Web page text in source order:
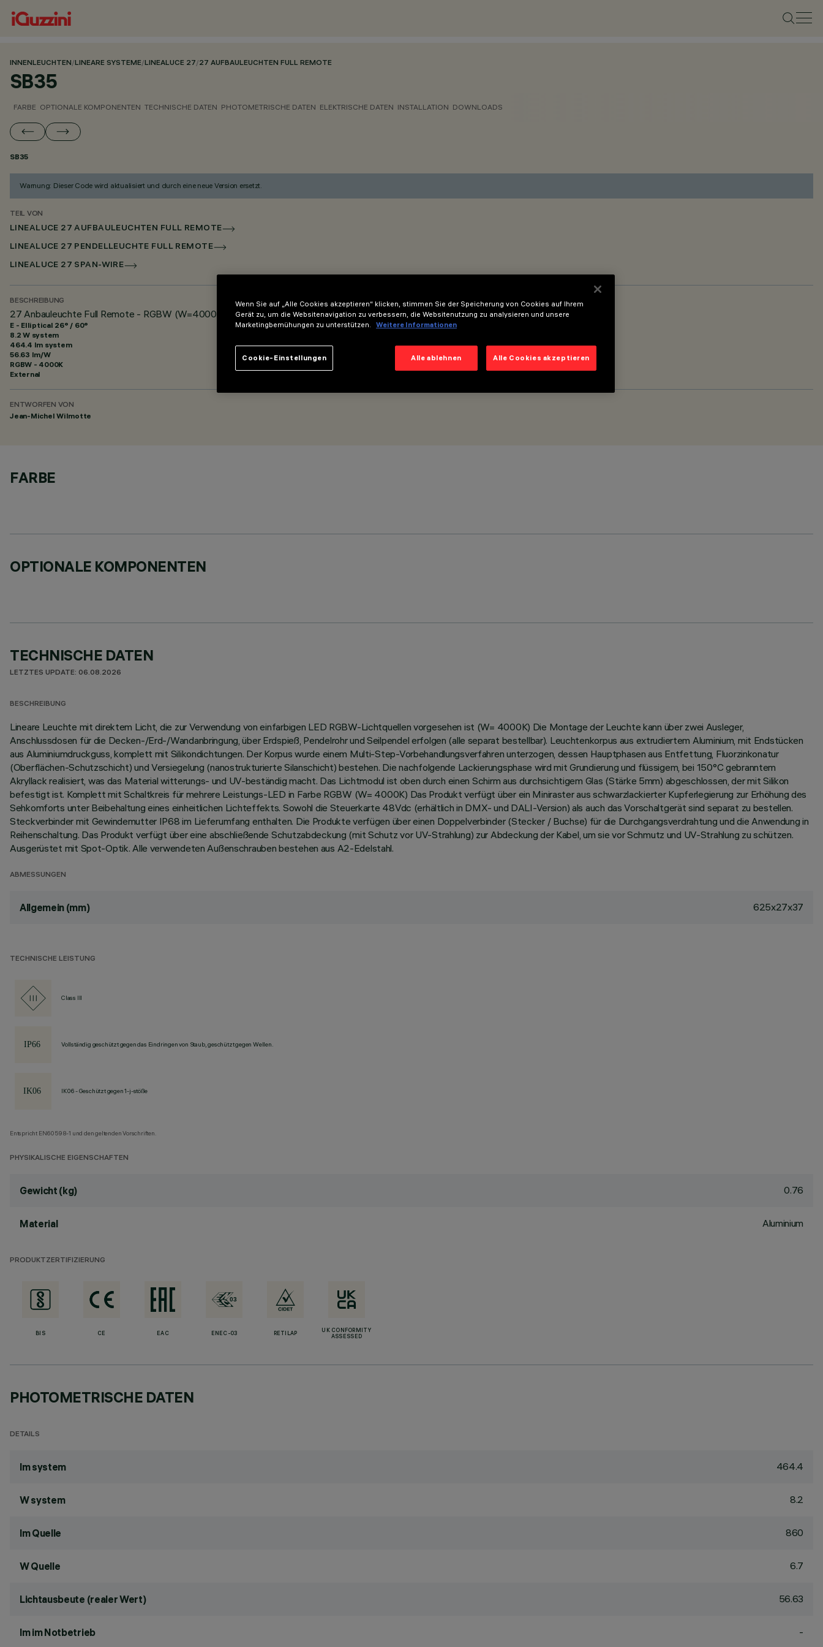
INNENLEUCHTEN/LINEARE SYSTEME/LINEALUCE 27/27 AUFBAULEUCHTEN FULL REMOTE
SB35
FARBE OPTIONALE KOMPONENTEN TECHNISCHE DATEN PHOTOMETRISCHE DATEN ELEKTRISCHE DATEN INSTALLATION DOWNLOADS
SB35
Warnung: Dieser Code wird aktualisiert und durch eine neue Version ersetzt.
TEIL VON
LINEALUCE 27 AUFBAULEUCHTEN FULL REMOTE
LINEALUCE 27 PENDELLEUCHTE FULL REMOTE
LINEALUCE 27 SPAN-WIRE
BESCHREIBUNG
27 Anbauleuchte Full Remote - RGBW (W=4000K) - 48Vdc - L=625mm - Elliptische Optik
E - Elliptical 26° / 60°
8.2 W system
464.4 lm system
56.63 lm/W
RGBW - 4000K
External
ENTWORFEN VON
Jean-Michel Wilmotte
FARBE
OPTIONALE KOMPONENTEN
TECHNISCHE DATEN
LETZTES UPDATE: 06.08.2026
BESCHREIBUNG
Lineare Leuchte mit direktem Licht, die zur Verwendung von einfarbigen LED RGBW-Lichtquellen vorgesehen ist (W= 4000K) Die Montage der Leuchte kann über zwei Ausleger,
Anschlussdosen für die Decken-/Erd-/Wandanbringung, über Erdspieß, Pendelrohr und Seilpendel erfolgen (alle separat bestellbar). Leuchtenkorpus aus extrudiertem Aluminium, mit Endstücken
aus Aluminiumdruckguss, komplett mit Silikondichtungen. Der Korpus wurde einem Multi-Step-Vorbehandlungsverfahren unterzogen, dessen Hauptphasen aus Entfettung, Fluorzinkonatur
(Oberflächen-Schutzschicht) und Versiegelung (nanostrukturierte Silanschicht) bestehen. Die nachfolgende Lackierungsphase wird mit Grundierung und flüssigem, bei 150°C gebranntem
Akryllack realisiert, was das Material witterungs- und UV-beständig macht. Das Lichtmodul ist oben durch einen Schirm aus durchsichtigem Glas (Stärke 5mm) abgeschlossen, der mit Silikon
befestigt ist. Komplett mit Schaltkreis für mehrere Leistungs-LED in Farbe RGBW (W= 4000K) Das Produkt verfügt über ein Miniraster aus schwarzlackierter Kupferlegierung zur Erhöhung des
Sehkomforts unter Beibehaltung eines einheitlichen Lichteffekts. Sowohl die Steuerkarte 48Vdc (erhältlich in DMX- und DALI-Version) als auch das Vorschaltgerät sind separat zu bestellen.
Steckverbinder mit Gewindemutter IP68 im Lieferumfang enthalten. Die Produkte verfügen über einen Doppelverbinder (Stecker / Buchse) für die Durchgangsverdrahtung und die Anwendung in
Reihenschaltung. Das Produkt verfügt über eine abschließende Schutzabdeckung (mit Schutz vor UV-Strahlung) zur Abdeckung der Kabel, um sie vor Schmutz und UV-Strahlung zu schützen.
Ausgerüstet mit Spot-Optik. Alle verwendeten Außenschrauben bestehen aus A2-Edelstahl.
ABMESSUNGEN
Allgemein (mm) 625x27x37
TECHNISCHE LEISTUNG
Class III
Vollständig geschützt gegen das Eindringen von Staub, geschützt gegen Wellen.
IK06 - Geschützt gegen 1-j-stöße
Entspricht EN60598-1 und den geltenden Vorschriften.
PHYSIKALISCHE EIGENSCHAFTEN
Gewicht (kg) 0.76
Material Aluminium
PRODUKTZERTIFIZIERUNG
BIS CE EAC ENEC-03 RETILAP
UK CONFORMITY
ASSESSED
PHOTOMETRISCHE DATEN
DETAILS
lm system 464.4
W system 8.2
lm Quelle 860
W Quelle 6.7
Lichtausbeute (realer Wert) 56.63
lm im Notbetrieb -
Wenn Sie auf „Alle Cookies akzeptieren“ klicken, stimmen Sie der Speicherung von Cookies auf Ihrem
Gerät zu, um die Websitenavigation zu verbessern, die Websitenutzung zu analysieren und unsere
Marketingbemühungen zu unterstützen.
Weitere Informationen
Alle ablehnen Alle Cookies akzeptieren
Cookie-Einstellungen